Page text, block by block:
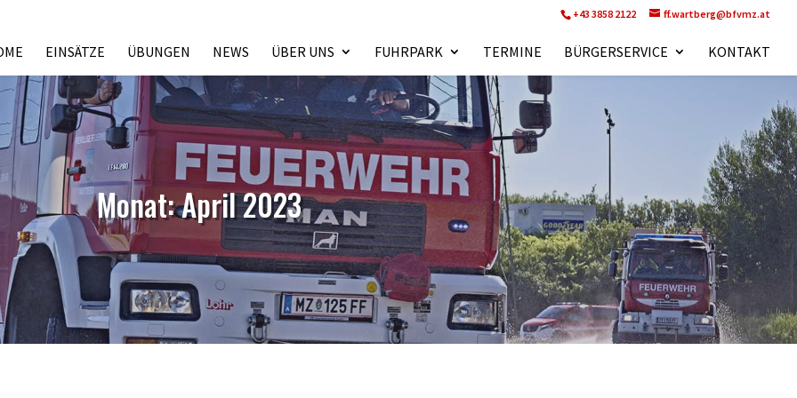
+43 3858 2122 ff.wartberg@bfvmz.at
EINSÄTZE ÜBUNGEN NEWS ÜBER UNS FUHRPARK TERMINE BÜRGERSERVICE KONTAKT
Monat:April 2023